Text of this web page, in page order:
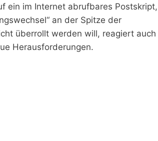
ein im Internet abrufbares Postskript,
an der Spitze der
überrollt werden will, reagiert auch
Herausforderungen.